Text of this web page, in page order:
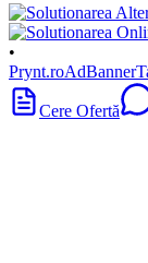
•
Prynt.roAdBanner
Cere Ofertă